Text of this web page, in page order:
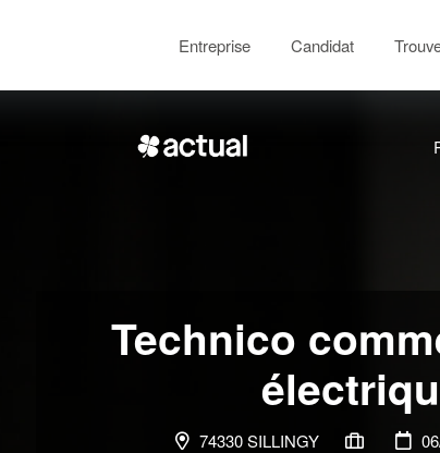
Entreprise Candidat
Technico
74330 SILLINGY